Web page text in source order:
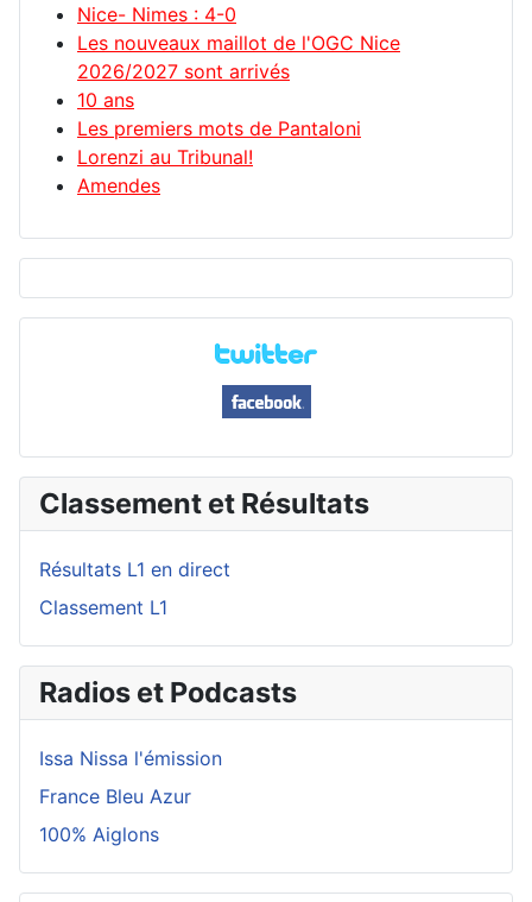
Nice- Nimes : 4-0
Les nouveaux maillot de l'OGC Nice
2026/2027 sont arrivés
10 ans
Les premiers mots de Pantaloni
Lorenzi au Tribunal!
Amendes
Classement et Résultats
Résultats L1 en direct
Classement L1
Radios et Podcasts
Issa Nissa l'émission
France Bleu Azur
100% Aiglons